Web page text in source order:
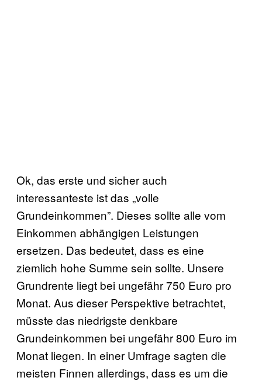
Ok, das erste und sicher auch
interessanteste ist das „volle
Grundeinkommen”. Dieses sollte alle vom
Einkommen abhängigen Leistungen
ersetzen. Das bedeutet, dass es eine
ziemlich hohe Summe sein sollte. Unsere
Grundrente liegt bei ungefähr 750 Euro pro
Monat. Aus dieser Perspektive betrachtet,
müsste das niedrigste denkbare
Grundeinkommen bei ungefähr 800 Euro im
Monat liegen. In einer Umfrage sagten die
meisten Finnen allerdings, dass es um die